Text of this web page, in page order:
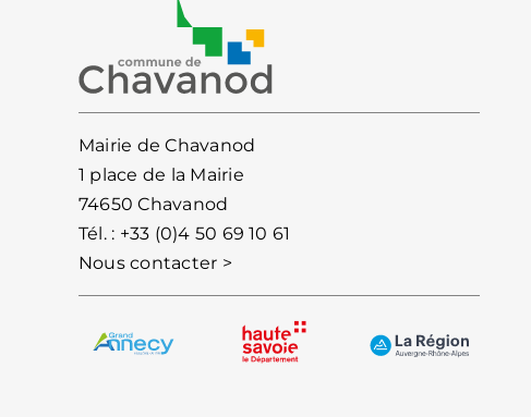
Mairie de Chavanod
1 place de la Mairie
74650 Chavanod
Tél. : +33 (0)4 50 69 10 61
Nous contacter >